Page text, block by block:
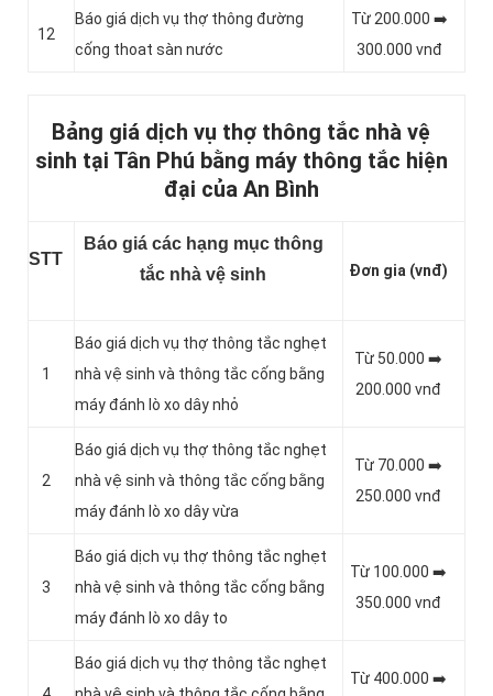
12
Báo giá dịch vụ thợ thông đường
cống thoat sàn nước
Từ 200.000 ➡️
300.000 vnđ
Bảng giá dịch vụ thợ thông tắc nhà vệ
sinh tại Tân Phú bằng máy thông tắc hiện
đại của An Bình
STT
Báo giá các hạng mục thông
tắc nhà vệ sinh
Đơn gia (vnđ)
1
Báo giá dịch vụ thợ thông tắc nghẹt
nhà vệ sinh và thông tắc cống bằng
máy đánh lò xo dây nhỏ
Từ 50.000 ➡️
200.000 vnđ
2
Báo giá dịch vụ thợ thông tắc nghẹt
nhà vệ sinh và thông tắc cống bằng
máy đánh lò xo dây vừa
Từ 70.000 ➡️
250.000 vnđ
3
Báo giá dịch vụ thợ thông tắc nghẹt
nhà vệ sinh và thông tắc cống bằng
máy đánh lò xo dây to
Từ 100.000 ➡️
350.000 vnđ
Báo giá dịch vụ thợ thông tắc nghẹt
Từ 400.000 ➡️